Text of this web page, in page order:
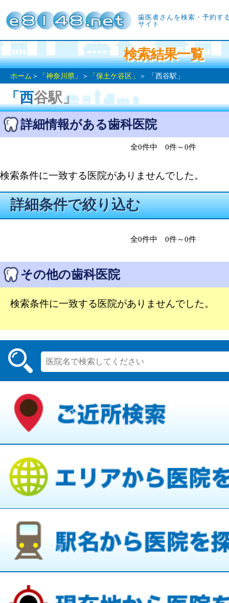
歯医者さんを検索・予約す
サイト
検索結果一覧
ホーム ＞ 「神奈川県」 ＞ 「保土ケ谷区」 ＞ 「西谷駅」
「西谷駅」
詳細情報がある歯科医院
全0件中 0件～0件
検索条件に一致する医院がありませんでした。
詳細条件で絞り込む
全0件中 0件～0件
その他の歯科医院
検索条件に一致する医院がありませんでした。